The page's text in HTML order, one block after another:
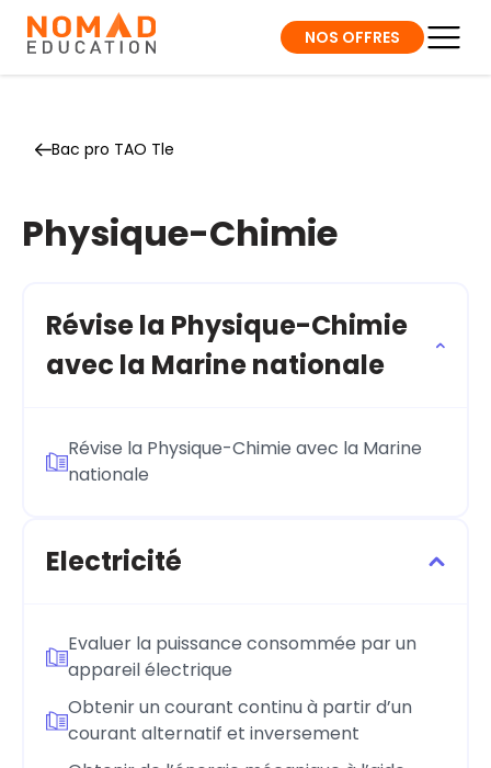
NOS OFFRES
Bac pro TAO Tle
Physique-Chimie
Révise la Physique-Chimie
avec la Marine nationale
Révise la Physique-Chimie avec la Marine
nationale
Electricité
Evaluer la puissance consommée par un
appareil électrique
Obtenir un courant continu à partir d’un
courant alternatif et inversement